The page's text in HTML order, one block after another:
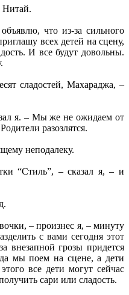
Нитай.
что из-за сильного
всех детей на сцену,
И все будут довольны.
сладостей, Махараджа, –
я. – Мы же не ожидаем от
разозлятся.
неподалеку.
“Стиль”, – сказал я, – и
– произнес я, – минуту
с вами сегодня этот
внезапной грозы придется
мы поем на сцене, а дети
все дети могут сейчас
сари или сладость.